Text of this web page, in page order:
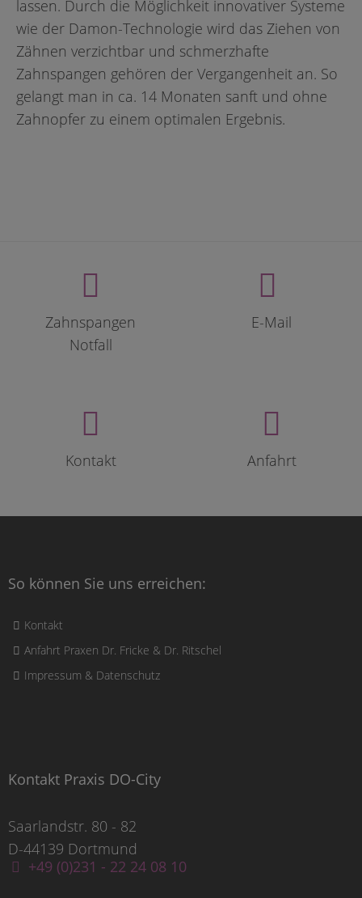
lassen. Durch die Möglichkeit innovativer Systeme
wie der Damon-Technologie wird das Ziehen von
Zähnen verzichtbar und schmerzhafte
Zahnspangen gehören der Vergangenheit an. So
gelangt man in ca. 14 Monaten sanft und ohne
Zahnopfer zu einem optimalen Ergebnis.
Zahnspangen
Notfall
E-Mail
Kontakt Anfahrt
So können Sie uns erreichen:
Kontakt
Anfahrt Praxen Dr. Fricke & Dr. Ritschel
Impressum & Datenschutz
Kontakt Praxis DO-City
Saarlandstr. 80 - 82
D-44139 Dortmund
+49 (0)231 - 22 24 08 10